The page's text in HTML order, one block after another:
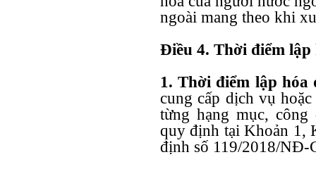
ngoài mang theo khi
Điều 4. Thời điểm
1. Thời điểm lập hóa
cung cấp dịch vụ
từng hạng mục,
quy định tại Khoản 1,
định số 119/2018/NĐ-